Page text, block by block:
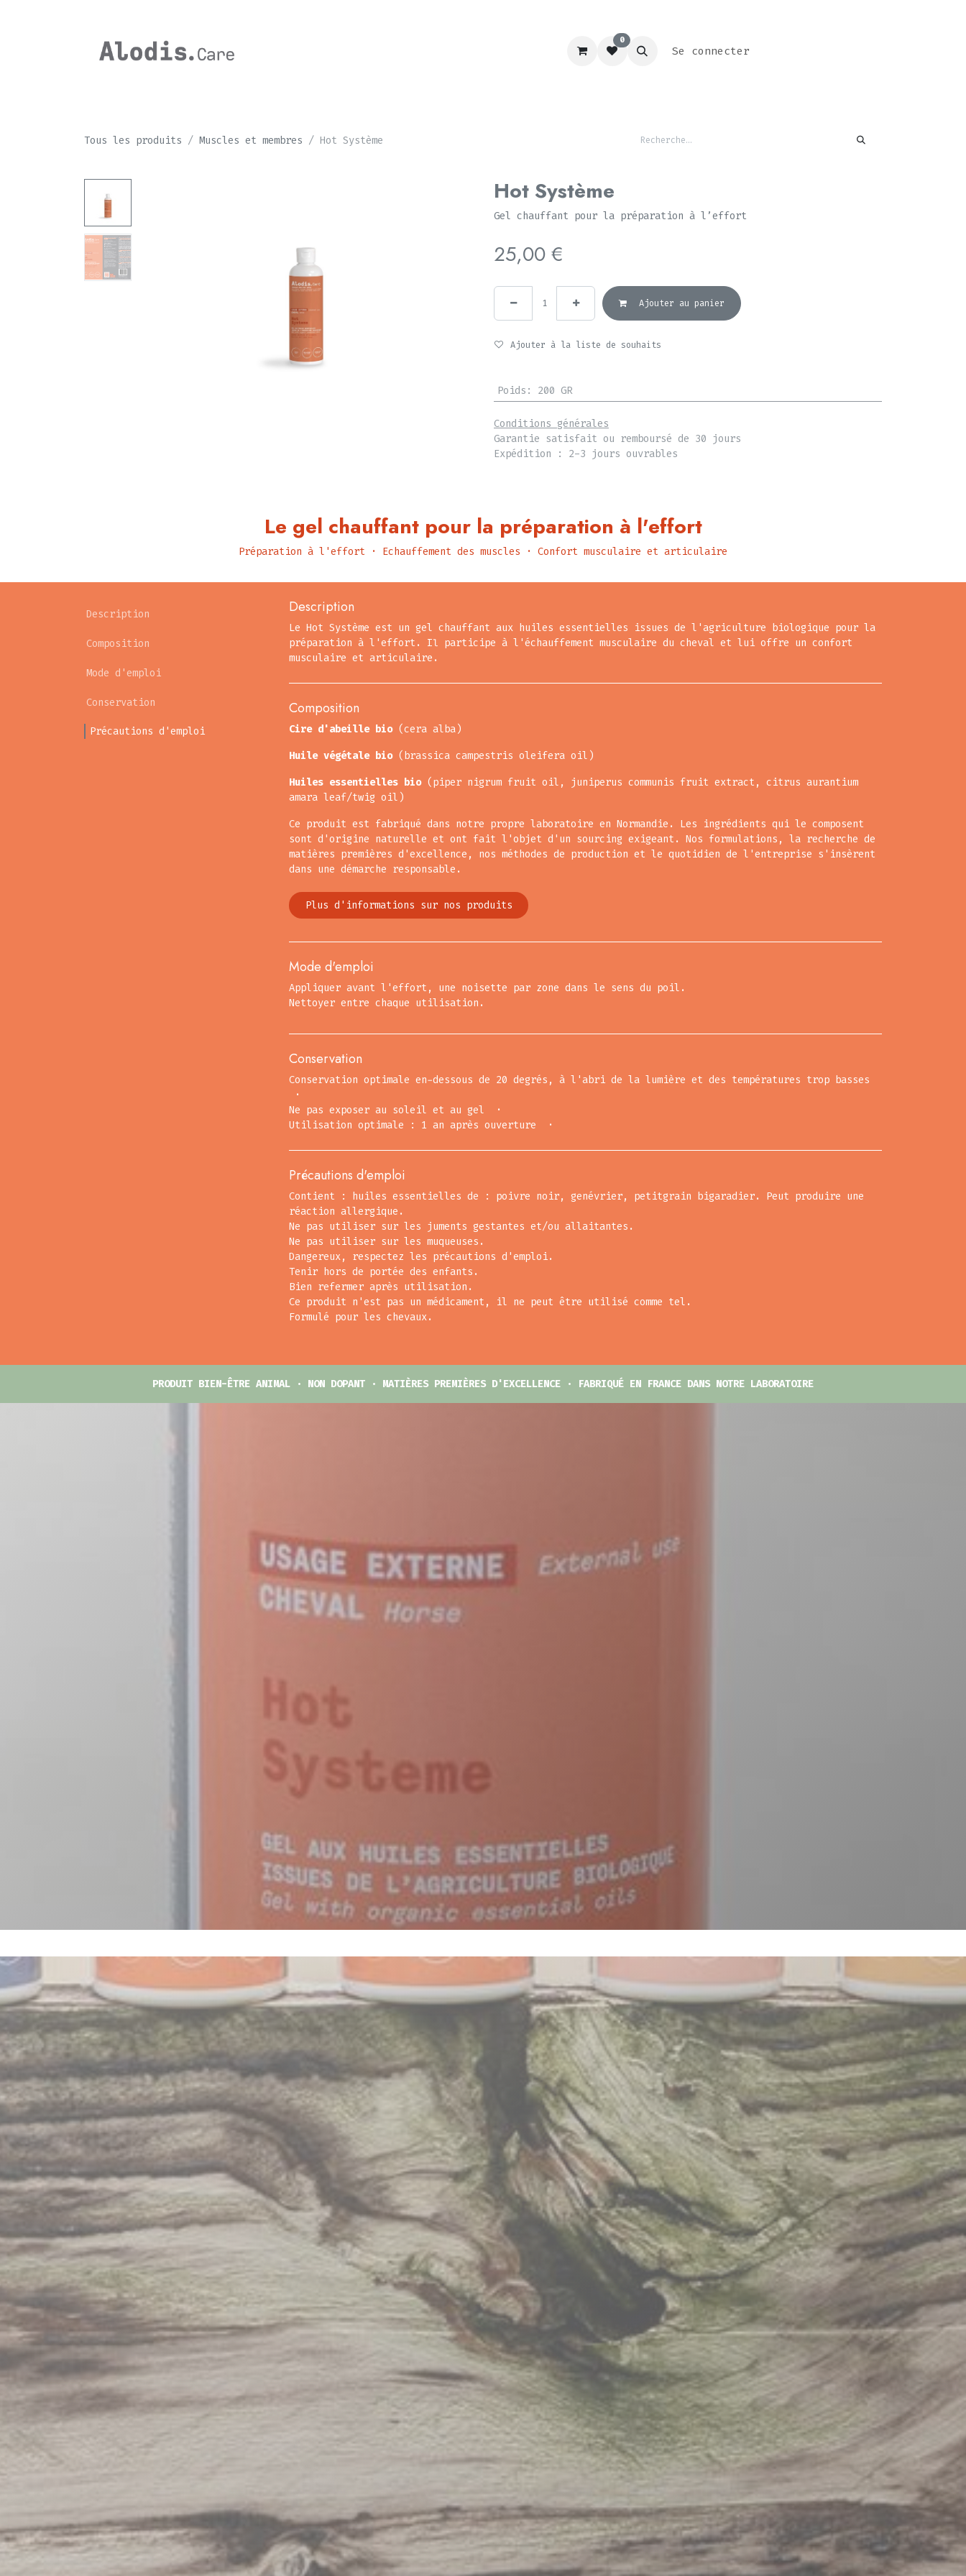
SCHOOL
0
Se connecter
Tous les produits Muscles et membres Hot Système
Hot Système
Gel chauffant pour la préparation à l’effort
25,00€
Ajouter au panier
Ajouter à la liste de souhaits
Poids : 200 GR
Conditions générales
Garantie satisfait ou remboursé de 30 jours
Expédition : 2-3 jours ouvrables
Le gel chauffant pour la préparation à l'effort
Préparation à l'effort · Echauffement des muscles · Confort musculaire et articulaire
Description
Composition
Mode d'emploi
Conservation
Précautions d'emploi
Description
Le Hot Système est un gel chauffant aux huiles essentielles issues de l'agriculture biologique pour la
préparation à l'effort. Il participe à l'échauffement musculaire du cheval et lui offre un confort
musculaire et articulaire.
Composition
Cire d'abeille bio (cera alba)
Huile végétale bio(brassica campestris oleifera oil)
Huiles essentielles bio(piper nigrum fruit oil, juniperus communis fruit extract, citrus aurantium
amara leaf/twig oil)
Ce produit est fabriqué dans notre propre laboratoire en Normandie. Les ingrédients qui le composent
sont d'origine naturelle et ont fait l'objet d'un sourcing exigeant. Nos formulations, la recherche de
matières premières d'excellence, nos méthodes de production et le quotidien de l'entreprise s'insèrent
dans une démarche responsable.
Plus d'informations sur nos produits
Mode d'emploi
Appliquer avant l'effort, une noisette par zone dans le sens du poil.
Nettoyer entre chaque utilisation.
Conservation
Conservation optimale en-dessous de 20 degrés, à l'abri de la lumière et des températures trop basses
·
Ne pas exposer au soleil et au gel ·
Utilisation optimale : 1 an après ouverture ·
Précautions d'emploi
Contient : huiles essentielles de : poivre noir, genévrier, petitgrain bigaradier. Peut produire une
réaction allergique.
Ne pas utiliser sur les juments gestantes et/ou allaitantes.
Ne pas utiliser sur les muqueuses.
Dangereux, respectez les précautions d'emploi.
Tenir hors de portée des enfants.
Bien refermer après utilisation.
Ce produit n'est pas un médicament, il ne peut être utilisé comme tel.
Formulé pour les chevaux.
PRODUIT BIEN-ÊTRE ANIMAL · NON DOPANT · MATIÈRES PREMIÈRES D'EXCELLENCE · FABRIQUÉ EN FRANCE DANS NOTRE LABORATOIRE